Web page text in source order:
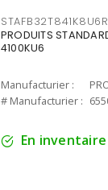
PRODUITS
4100KU6
Manufacturier :
# Manufacturier :
En inventaire